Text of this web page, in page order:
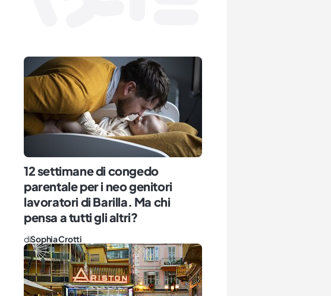
12 settimane di congedo
parentale per i neo genitori
lavoratori di Barilla. Ma chi
pensa a tutti gli altri?
diSophia Crotti